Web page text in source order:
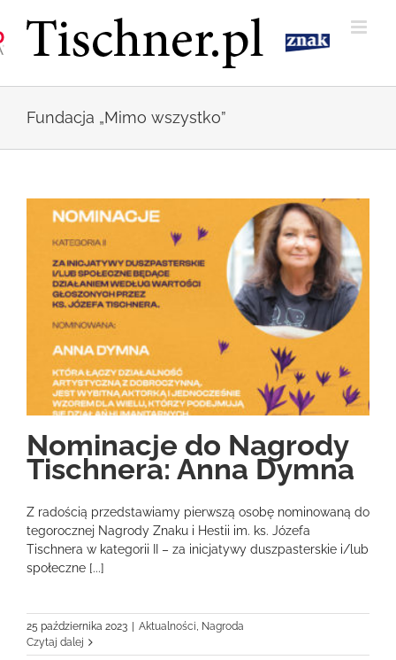
zawartości
Fundacja „Mimo wszystko”
Nominacje do Nagrody
Tischnera: Anna Dymna
Z radością przedstawiamy pierwszą osobę nominowaną do
tegorocznej Nagrody Znaku i Hestii im. ks. Józefa
Tischnera w kategorii II – za inicjatywy duszpasterskie i/lub
społeczne [...]
25 października 2023 Aktualności, Nagroda
Czytaj dalej